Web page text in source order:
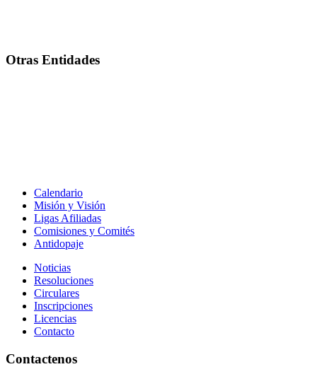
Otras Entidades
Calendario
Misión y Visión
Ligas Afiliadas
Comisiones y Comités
Antidopaje
Noticias
Resoluciones
Circulares
Inscripciones
Licencias
Contacto
Contactenos